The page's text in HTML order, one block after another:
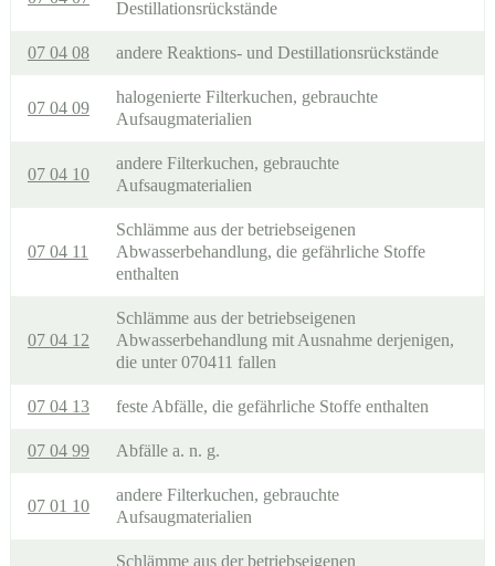
Destillationsrückstände
07 04 08 andere Reaktions- und Destillationsrückstände
07 04 09
halogenierte Filterkuchen, gebrauchte
Aufsaugmaterialien
07 04 10
andere Filterkuchen, gebrauchte
Aufsaugmaterialien
07 04 11
Schlämme aus der betriebseigenen
Abwasserbehandlung, die gefährliche Stoffe
enthalten
07 04 12
Schlämme aus der betriebseigenen
Abwasserbehandlung mit Ausnahme derjenigen,
die unter 070411 fallen
07 04 13 feste Abfälle, die gefährliche Stoffe enthalten
07 04 99 Abfälle a. n. g.
07 01 10
andere Filterkuchen, gebrauchte
Aufsaugmaterialien
Schlämme aus der betriebseigenen